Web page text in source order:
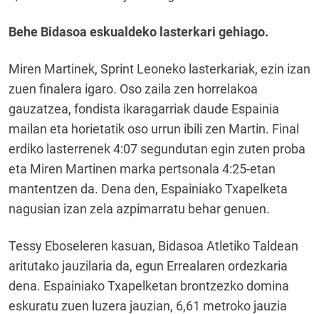
Behe Bidasoa eskualdeko lasterkari gehiago.
Miren Martinek, Sprint Leoneko lasterkariak, ezin izan
zuen finalera igaro. Oso zaila zen horrelakoa
gauzatzea, fondista ikaragarriak daude Espainia
mailan eta horietatik oso urrun ibili zen Martin. Final
erdiko lasterrenek 4:07 segundutan egin zuten proba
eta Miren Martinen marka pertsonala 4:25-etan
mantentzen da. Dena den, Espainiako Txapelketa
nagusian izan zela azpimarratu behar genuen.
Tessy Eboseleren kasuan, Bidasoa Atletiko Taldean
aritutako jauzilaria da, egun Errealaren ordezkaria
dena. Espainiako Txapelketan brontzezko domina
eskuratu zuen luzera jauzian, 6,61 metroko jauzia